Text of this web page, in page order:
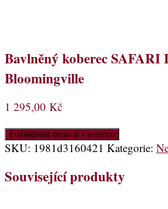
Bavlněný koberec SAFARI
Bloomingville
1 295,00 Kč
Prohlédnout detailně v e-shopu
SKU: 1981d3160421 Kategorie:
Související produkty